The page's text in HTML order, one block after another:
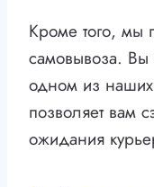
Кроме того, мы
самовывоза. Вы
одном из наших
позволяет вам
ожидания